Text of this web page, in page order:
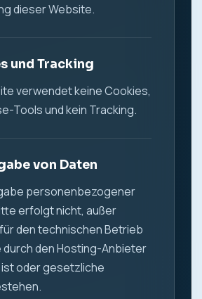
dieser Website.
und Tracking
verwendet keine Cookies,
Tools und kein Tracking.
von Daten
personenbezogener
erfolgt nicht, außer
den technischen Betrieb
den Hosting-Anbieter
oder gesetzliche